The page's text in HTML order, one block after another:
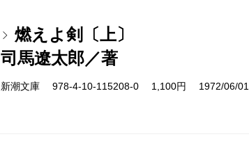
燃えよ剣〔上〕
司馬遼太郎／著
新潮文庫 978-4-10-115208-0 1,100円 1972/06/01